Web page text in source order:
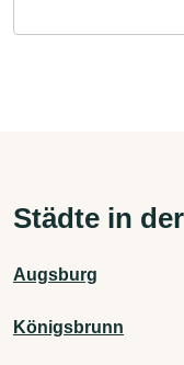
Städte in
Augsburg
Königsbrunn